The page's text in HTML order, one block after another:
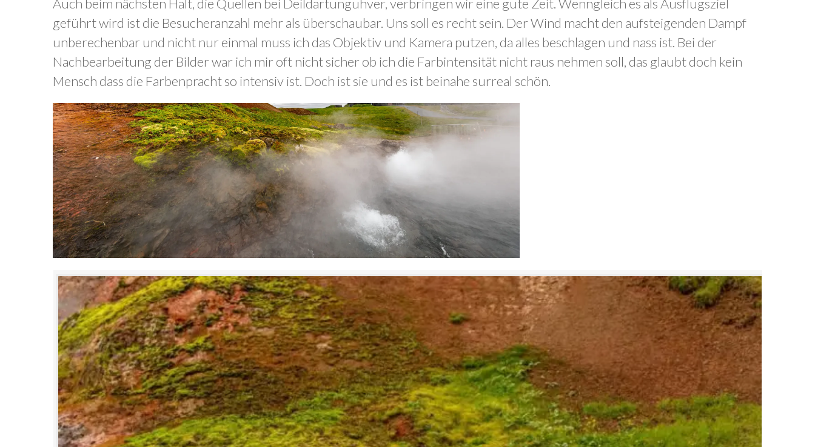
geführt wird ist die Besucheranzahl mehr als überschaubar. Uns soll es recht sein. Der Wind macht den aufsteigenden Dampf
unberechenbar und nicht nur einmal muss ich das Objektiv und Kamera putzen, da alles beschlagen und nass ist. Bei der
Nachbearbeitung der Bilder war ich mir oft nicht sicher ob ich die Farbintensität nicht raus nehmen soll, das glaubt doch kein
Mensch dass die Farbenpracht so intensiv ist. Doch ist sie und es ist beinahe surreal schön.